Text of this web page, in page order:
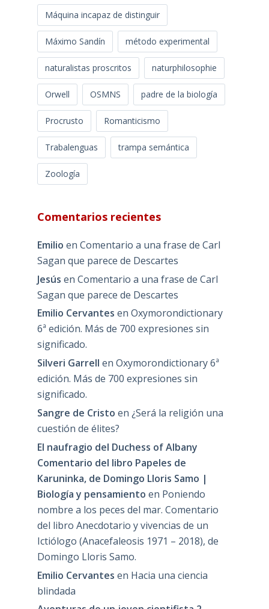
Máquina incapaz de distinguir
Máximo Sandín método experimental
naturalistas proscritos naturphilosophie
Orwell OSMNS padre de la biología
Procrusto Romanticismo
Trabalenguas trampa semántica
Zoología
Comentarios recientes
Emilio en Comentario a una frase de Carl
Sagan que parece de Descartes
Jesús en Comentario a una frase de Carl
Sagan que parece de Descartes
Emilio Cervantes en Oxymorondictionary
6ª edición. Más de 700 expresiones sin
significado.
Silveri Garrell en Oxymorondictionary 6ª
edición. Más de 700 expresiones sin
significado.
Sangre de Cristo en ¿Será la religión una
cuestión de élites?
El naufragio del Duchess of Albany
Comentario del libro Papeles de
Karuninka, de Domingo Lloris Samo |
Biología y pensamiento en Poniendo
nombre a los peces del mar. Comentario
del libro Anecdotario y vivencias de un
Ictiólogo (Anacefaleosis 1971 – 2018), de
Domingo Lloris Samo.
Emilio Cervantes en Hacia una ciencia
blindada